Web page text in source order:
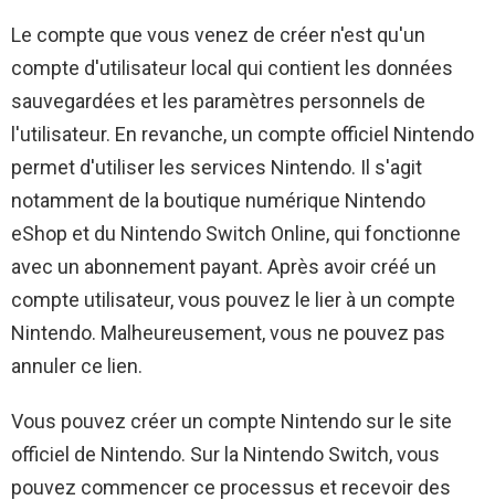
Le compte que vous venez de créer n'est qu'un
compte d'utilisateur local qui contient les données
sauvegardées et les paramètres personnels de
l'utilisateur. En revanche, un compte officiel Nintendo
permet d'utiliser les services Nintendo. Il s'agit
notamment de la boutique numérique Nintendo
eShop et du Nintendo Switch Online, qui fonctionne
avec un abonnement payant. Après avoir créé un
compte utilisateur, vous pouvez le lier à un compte
Nintendo. Malheureusement, vous ne pouvez pas
annuler ce lien.
Vous pouvez créer un compte Nintendo sur le site
officiel de Nintendo. Sur la Nintendo Switch, vous
pouvez commencer ce processus et recevoir des